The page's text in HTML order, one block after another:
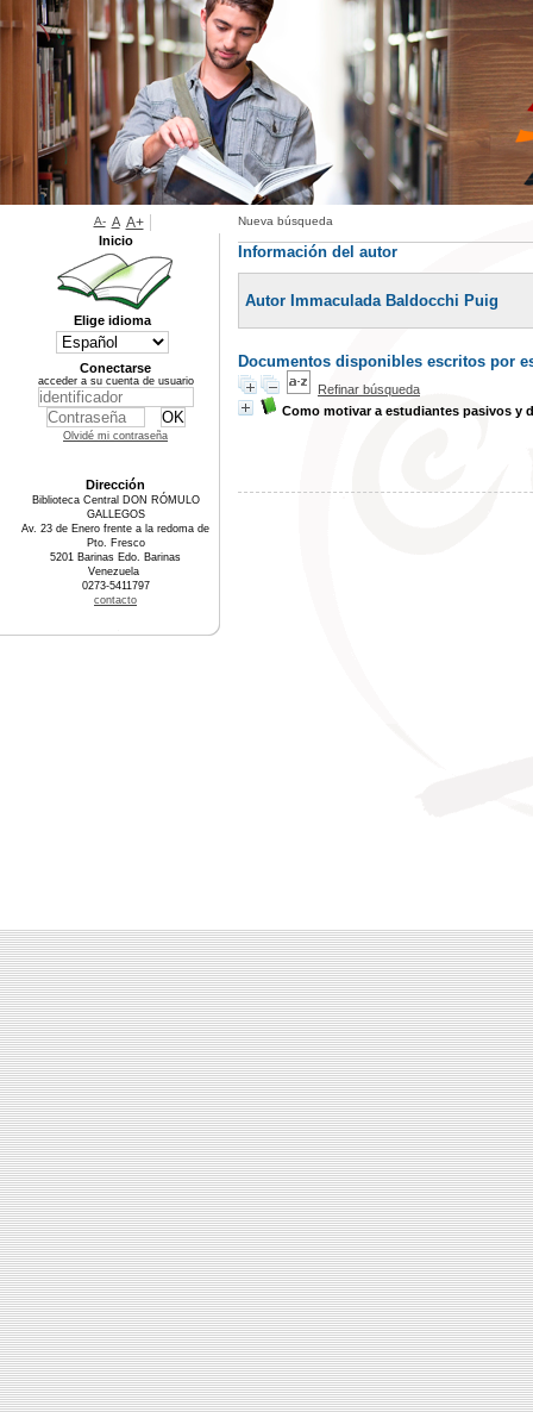
Nueva búsqueda
Información del autor
Autor Immaculada Baldocchi Puig
Documentos disponibles escritos por
Refinar búsqueda
Como motivar a estudiantes pasivos y
A- A A+
Inicio
Elige idioma
Conectarse
acceder a su cuenta de usuario
Olvidé mi contraseña
Dirección
Biblioteca Central DON RÓMULO
GALLEGOS
Av. 23 de Enero frente a la redoma de
Pto. Fresco
5201 Barinas Edo. Barinas
Venezuela
0273-5411797
contacto